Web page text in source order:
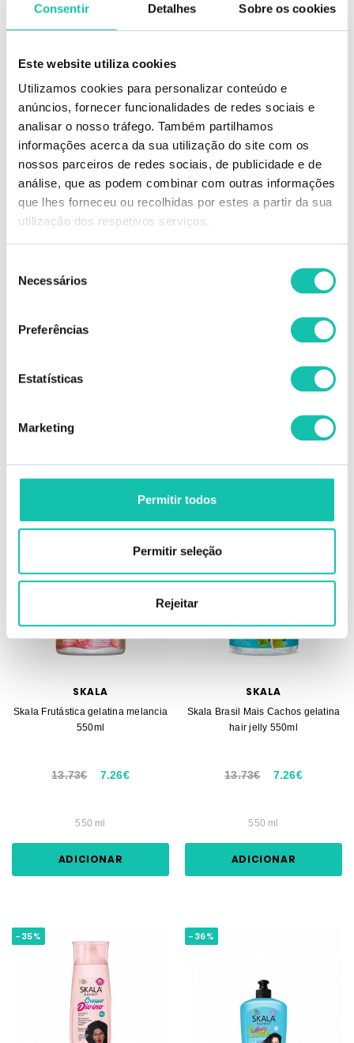
Consentir Detalhes Sobre os cookies
Este website utiliza cookies
Utilizamos cookies para personalizar conteúdo e
anúncios, fornecer funcionalidades de redes sociais e
analisar o nosso tráfego. Também partilhamos
informações acerca da sua utilização do site com os
nossos parceiros de redes sociais, de publicidade e de
análise, que as podem combinar com outras informações
que lhes forneceu ou recolhidas por estes a partir da sua
utilização dos respetivos serviços.
Necessários
Preferências
Estatísticas
Marketing
Permitir todos
Permitir seleção
Rejeitar
ADICIONAR ADICIONAR
-36%
ADICIONAR
-35%
Skala Frutástica gelatina maracujá
ADICIONAR
SKALA
Skala Frutástica gelatina melancia
550ml
13.73€ 7.26€
550 ml
ADICIONAR
SKALA
Skala Brasil Mais Cachos gelatina
hair jelly 550ml
13.73€ 7.26€
550 ml
ADICIONAR
-35% -36%